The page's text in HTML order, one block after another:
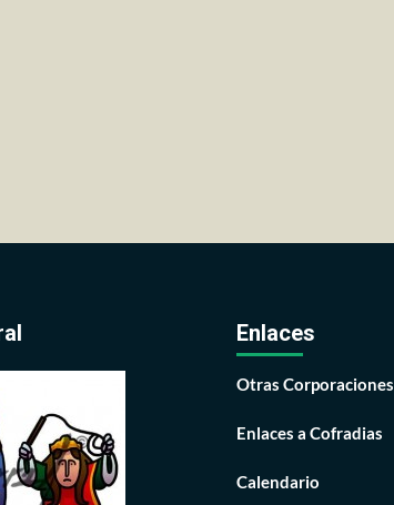
Enlaces
Otras Corporaciones
Enlaces a Cofradias
Calendario